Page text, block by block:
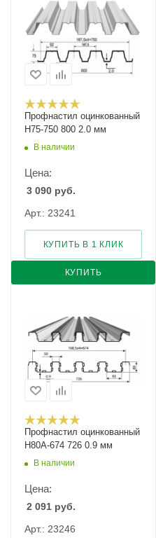
Профнастил оцинкованный
Н75-750 800 2.0 мм
В наличии
Цена:
3 090 руб.
Арт.: 23241
КУПИТЬ
КУПИТЬ В 1 КЛИК
Профнастил оцинкованный
Н80А-674 726 0.9 мм
В наличии
Цена:
2 091 руб.
Арт.: 23246